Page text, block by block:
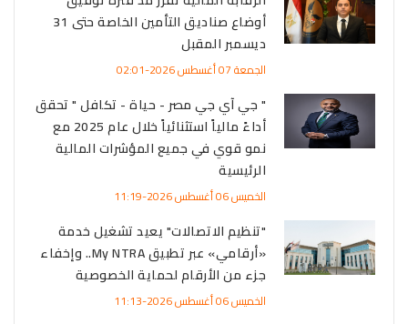
أوضاع صناديق التأمين الخاصة حتى 31
ديسمبر المقبل
الجمعة 07 أغسطس 2026-02:01
" جي آي جي مصر - حياة - تكافل " تحقق
أداءً مالياً استثنائياً خلال عام 2025 مع
نمو قوي في جميع المؤشرات المالية
الرئيسية
الخميس 06 أغسطس 2026-11:19
"تنظيم الاتصالات" يعيد تشغيل خدمة
«أرقامي» عبر تطبيق My NTRA.. وإخفاء
جزء من الأرقام لحماية الخصوصية
الخميس 06 أغسطس 2026-11:13